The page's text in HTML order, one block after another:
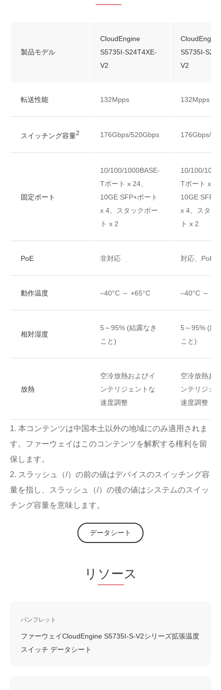
製品モデル
CloudEngine
S5735I-S24T4XE-
V2
CloudEngine
S5735I-
V2
転送性能 132Mpps 132Mpps
スイッチング容量2 176Gbps/520Gbps 176Gbps/
固定ポート
10/100/1000BASE-
Tポート x 24、
10GE SFP+ポート
x 4、スタックポー
ト x 2
10/100/
Tポート x
10GE SFP+
x 4、スタッ
ト x 2
PoE 非対応 対応、
動作温度 –40°C ～ +65°C –40°C ～
相対湿度
5～95% (結露なき
こと)
5～95% (結
こと)
放熱
空冷放熱およびイ
ンテリジェントな
速度調整
空冷放熱お
ンテリジェ
速度調整
1. 本コンテンツは中国本土以外の地域にのみ適用されま
す。ファーウェイはこのコンテンツを解釈する権利を留
保します。
2. スラッシュ（/）の前の値はデバイスのスイッチング容
量を指し、スラッシュ（/）の後の値はシステムのスイッ
チング容量を意味します。
データシート
リ ソー ス
パンフレット
ファーウェイCloudEngine S5735I-S-V2シリーズ拡張温度
スイッチ データシート